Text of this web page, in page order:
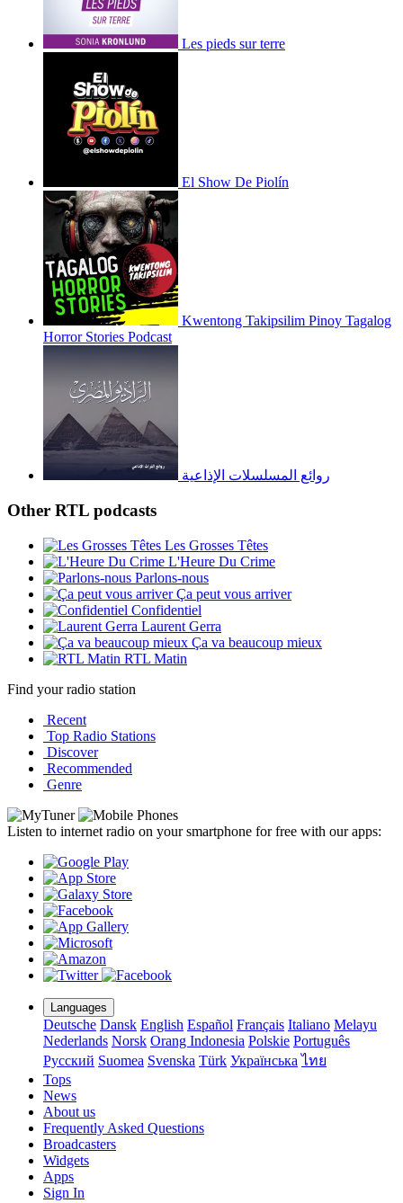
Les pieds sur terre
El Show De Piolín
Kwentong Takipsilim Pinoy Tagalog
Horror Stories Podcast
روائع المسلسلات الإذاعية
Other RTL podcasts
Les Grosses Têtes
L'Heure Du Crime
Parlons-nous
Ça peut vous arriver
Confidentiel
Laurent Gerra
Ça va beaucoup mieux
RTL Matin
Find your radio station
Recent
Top Radio Stations
Discover
Recommended
Genre
Listen to internet radio on your smartphone for free with our apps:
Languages
Deutsche Dansk English Español Français Italiano Melayu
Nederlands Norsk Orang Indonesia Polskie Português
Pусский Suomea Svenska Türk Українська ไทย
Tops
News
About us
Frequently Asked Questions
Broadcasters
Widgets
Apps
Sign In